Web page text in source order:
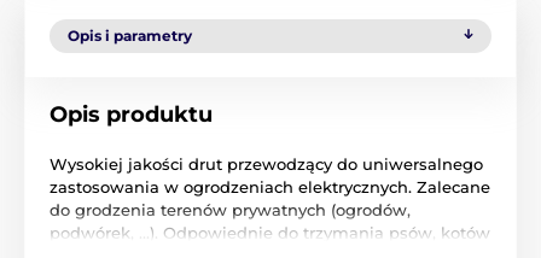
Opis i parametry
Opis produktu
Wysokiej jakości drut przewodzący do uniwersalnego
zastosowania w ogrodzeniach elektrycznych. Zalecane
do grodzenia terenów prywatnych (ogrodów,
podwórek, ...). Odpowiednie do trzymania psów, kotów